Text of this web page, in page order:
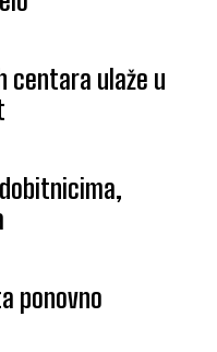
centara ulaže u
ponovno